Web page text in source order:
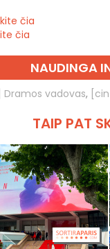
čia
čia
NAUDINGA
Dramos vadovas,
TAIP PAT